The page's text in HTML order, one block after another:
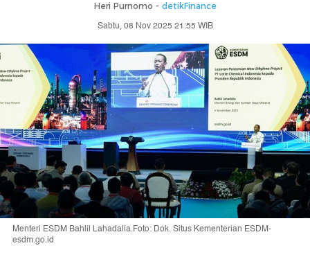
Heri Purnomo - detikFinance
Sabtu, 08 Nov 2025 21:55 WIB
Menteri ESDM Bahlil Lahadalia.Foto: Dok. Situs Kementerian ESDM-
esdm.go.id